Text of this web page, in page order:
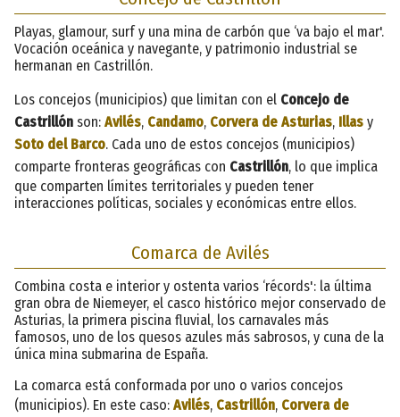
Playas, glamour, surf y una mina de carbón que ‘va bajo el mar'.
Vocación oceánica y navegante, y patrimonio industrial se
hermanan en Castrillón.
Los concejos (municipios) que limitan con el Concejo de
Castrillón son: Avilés, Candamo, Corvera de Asturias, Illas y
Soto del Barco. Cada uno de estos concejos (municipios)
comparte fronteras geográficas con Castrillón, lo que implica
que comparten límites territoriales y pueden tener
interacciones políticas, sociales y económicas entre ellos.
Comarca de Avilés
Combina costa e interior y ostenta varios ‘récords': la última
gran obra de Niemeyer, el casco histórico mejor conservado de
Asturias, la primera piscina fluvial, los carnavales más
famosos, uno de los quesos azules más sabrosos, y cuna de la
única mina submarina de España.
La comarca está conformada por uno o varios concejos
(municipios). En este caso: Avilés, Castrillón, Corvera de